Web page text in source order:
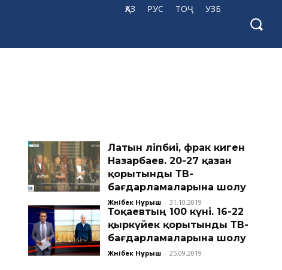
ҚАЗ РУС ТОҶ УЗБ
Латын әліпбиі, фрак киген
Назарбаев. 20-27 қазан
қорытынды ТВ-
бағдарламаларына шолу
Жәнібек Нұрыш - 31.10.2019
Тоқаевтың 100 күні. 16-22
қыркүйек қорытынды ТВ-
бағдарламаларына шолу
Жәнібек Нұрыш - 25.09.2019